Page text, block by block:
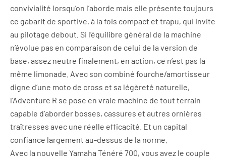
convivialité lorsqu’on l’aborde mais elle présente toujours
ce gabarit de sportive, à la fois compact et trapu, qui invite
au pilotage debout. Si l’équilibre général de la machine
n’évolue pas en comparaison de celui de la version de
base, assez neutre finalement, en action, ce n’est pas la
même limonade. Avec son combiné fourche/amortisseur
digne d’une moto de cross et sa légèreté naturelle,
l’Adventure R se pose en vraie machine de tout terrain
capable d’aborder bosses, cassures et autres ornières
traîtresses avec une réelle efficacité. Et un capital
confiance largement au-dessus de la norme.
Avec la nouvelle Yamaha Ténéré 700, vous avez le couple